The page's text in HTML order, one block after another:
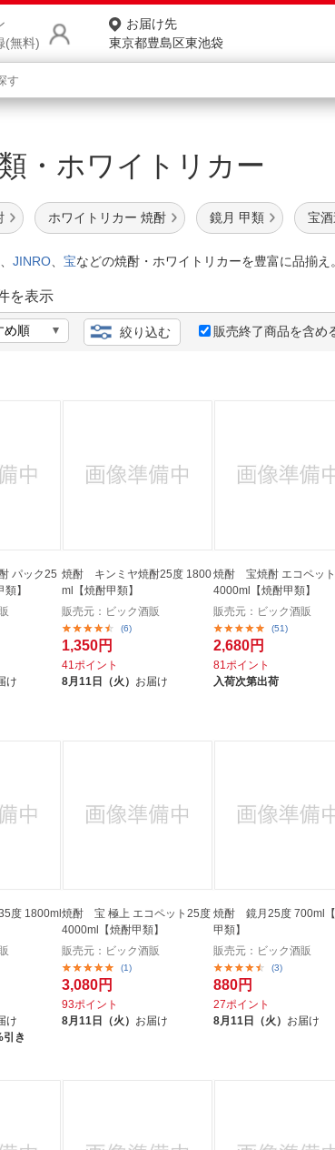
(無料)
お届け先
東京都豊島区東池袋
商品をさがす
ランキングからさがす
カテゴリ一覧からさがす
お客様サポート
・ホワイトリカー
ホワイトリカー 焼酎 鏡月 甲類 宝
JINRO 宝などの焼酎・ホワイトリカーを豊富に品揃え。
を表示
絞り込む 販売終了商品を含め
パック25
】
け
焼酎 キンミヤ焼酎25度 1800
ml【焼酎甲類】
販売元：ビック酒販
(6)
1,350円
41ポイント
8月11日（火） お届け
焼酎 宝焼酎 エコペッ
4000ml【焼酎甲類】
販売元：ビック酒販
(51)
2,680円
81ポイント
入荷次第出荷
度 1800ml
け
引き
焼酎 宝 極上 エコペット25度
4000ml【焼酎甲類】
販売元：ビック酒販
(1)
3,080円
93ポイント
8月11日（火） お届け
焼酎 鏡月25度 700ml
甲類】
販売元：ビック酒販
(3)
880円
27ポイント
8月11日（火） お届け